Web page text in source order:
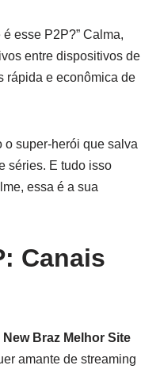
esse P2P?” Calma,
entre dispositivos de
rápida e econômica de
o super-herói que salva
séries. E tudo isso
essa é a sua
Canais
New Braz Melhor Site
amante de streaming